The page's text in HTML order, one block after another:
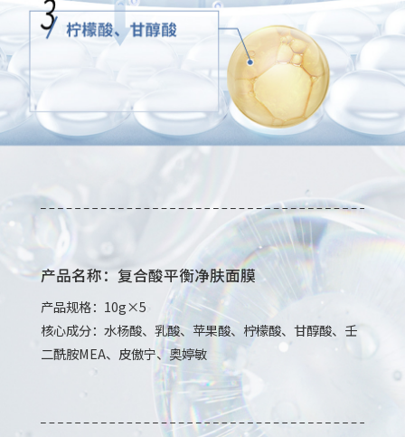
产品名称：复合酸平衡净肤面膜
产品规格：10g×5
核心成分：水杨酸、乳酸、苹果酸、柠檬酸、甘醇酸、壬
二酰胺MEA、皮傲宁、奥婷敏